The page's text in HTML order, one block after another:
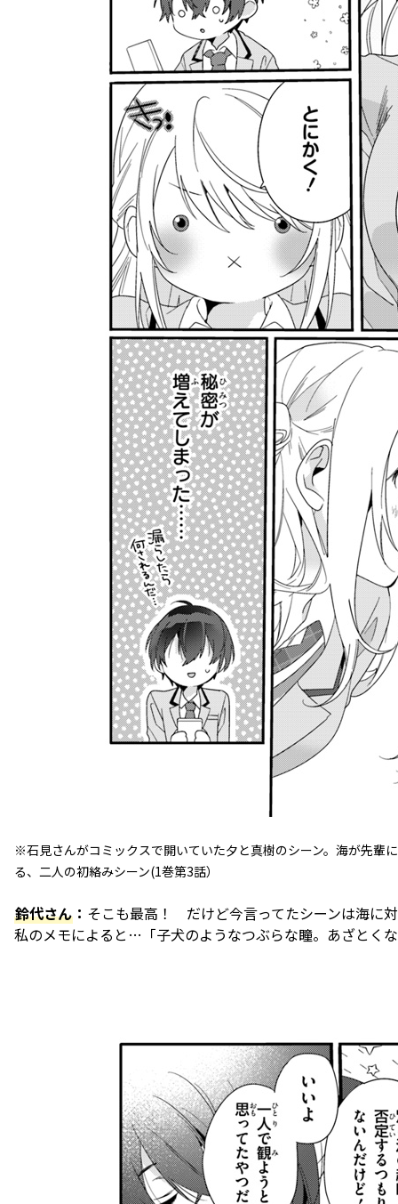
※石見さんがコミックスで開いていた夕と真樹のシーン。海が先輩
る、二人の初絡みシーン(1巻第3話）
鈴代さん ： そこも最高！ だけど今言ってたシーンは海に
私のメモによると…「子犬のようなつぶらな瞳。あざとく